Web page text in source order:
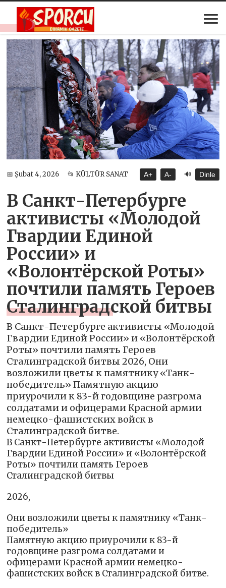
📅 Şubat 4, 2026 📂 KÜLTÜR SANAT A+ A- 🔊 Dinle
В Санкт-Петербурге
активисты «Молодой
Гвардии Единой
России» и
«Волонтёрской Роты»
почтили память Героев
Сталинградской битвы
В Санкт-Петербурге активисты «Молодой
Гвардии Единой России» и «Волонтёрской
Роты» почтили память Героев
Сталинградской битвы 2026, Они
возложили цветы к памятнику «Танк-
победитель» Памятную акцию
приурочили к 83-й годовщине разгрома
солдатами и офицерами Красной армии
немецко-фашистских войск в
Сталинградской битве.
В Санкт-Петербурге активисты «Молодой
Гвардии Единой России» и «Волонтёрской
Роты» почтили память Героев
Сталинградской битвы
2026,
Они возложили цветы к памятнику «Танк-
победитель»
Памятную акцию приурочили к 83-й
годовщине разгрома солдатами и
офицерами Красной армии немецко-
фашистских войск в Сталинградской битве.